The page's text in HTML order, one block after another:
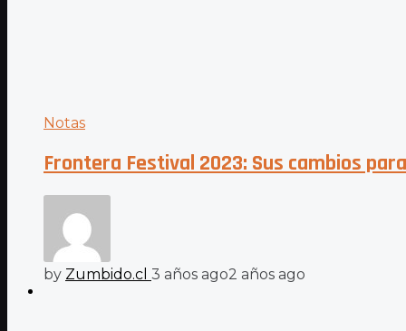
Notas
Frontera Festival 2023: Sus cambios
by Zumbido.cl 3 años ago2 años ago